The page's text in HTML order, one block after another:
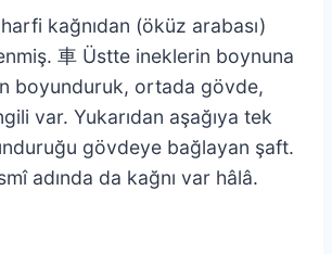
kağnıdan (öküz arabası)
車 Üstte ineklerin boynuna
boyunduruk, ortada gövde,
var. Yukarıdan aşağıya tek
gövdeye bağlayan şaft.
adında da kağnı var hâlâ.